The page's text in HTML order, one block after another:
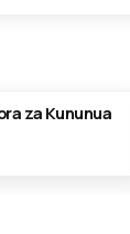
za Kununua